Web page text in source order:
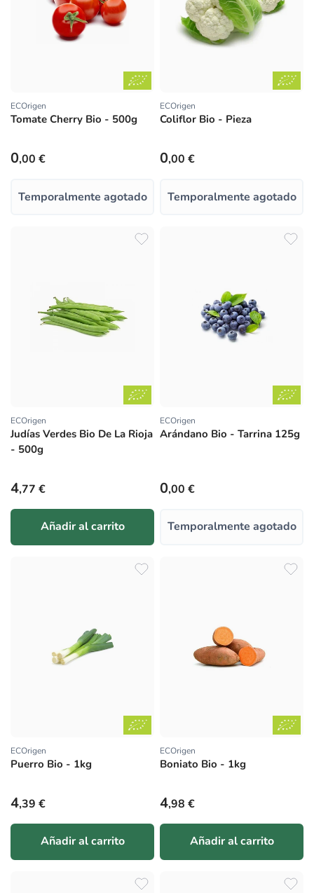
Proveedor:
ECOrigen
Tomate Cherry Bio - 500g
Precio habitual
0,00 €
Temporalmente agotado
Proveedor:
ECOrigen
Coliflor Bio - Pieza
Precio habitual
0,00 €
Temporalmente agotado
Proveedor:
ECOrigen
Judías Verdes Bio De La Rioja
- 500g
Precio habitual
4,77 €
Añadir al carrito
Proveedor:
ECOrigen
Arándano Bio - Tarrina 125g
Precio habitual
0,00 €
Temporalmente agotado
Proveedor:
ECOrigen
Puerro Bio - 1kg
Precio habitual
4,39 €
Añadir al carrito
Proveedor:
ECOrigen
Boniato Bio - 1kg
Precio habitual
4,98 €
Añadir al carrito